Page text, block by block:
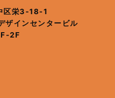
区栄3-18-1
ザインセンタービル
2F